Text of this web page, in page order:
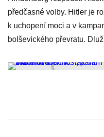
předčasné volby. Hitler je
k uchopení moci a v
bolševického převratu.